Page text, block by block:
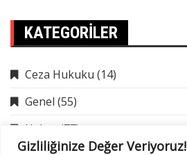
Gizliliğinize Değer Veriyoruz!
KATEGORILER
Ceza Hukuku (14)
Genel (55)
Haber
(77)